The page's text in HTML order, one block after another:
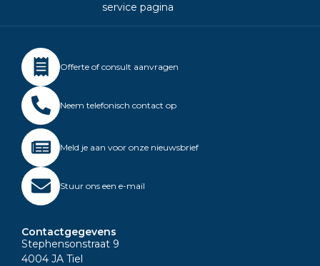
service pagina
Offerte of consult aanvragen
Neem telefonisch contact op
Meld je aan voor onze nieuwsbrief
Stuur ons een e-mail
Contactgegevens
Stephensonstraat 9
4004 JA Tiel